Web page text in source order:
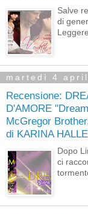
Salve
di
martedì 4
Recensione:
D'AMORE
McGregor
di KARINA HALLE
Dopo
ci